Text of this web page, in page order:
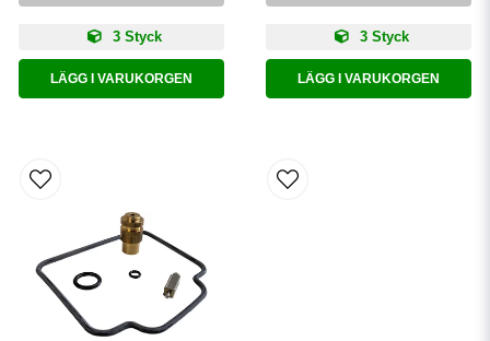
3 Styck
LÄGG I VARUKORGEN
3 Styck
LÄGG I VARUKORGEN